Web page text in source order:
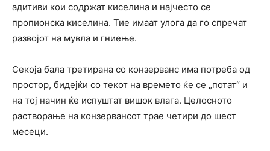
адитиви кои содржат киселина и најчесто се
пропионска киселина. Тие имаат улога да го спречат
развојот на мувла и гниење.
Секоја бала третирана со конзерванс има потреба од
простор, бидејќи со текот на времето ќе се „потат“ и
на тој начин ќе испуштат вишок влага. Целосното
растворање на конзервансот трае четири до шест
месеци.